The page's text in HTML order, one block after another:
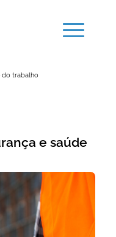
do trabalho
e saúde